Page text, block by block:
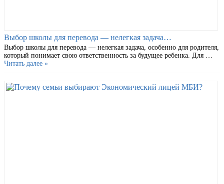
Выбор школы для перевода — нелегкая задача…
Выбор школы для перевода — нелегкая задача, особенно для родителя,
который понимает свою ответственность за будущее ребенка. Для …
Читать далее »